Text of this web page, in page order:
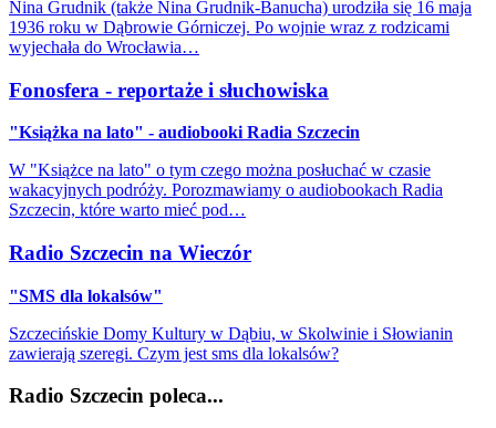
Nina Grudnik (także Nina Grudnik-Banucha) urodziła się 16 maja
1936 roku w Dąbrowie Górniczej. Po wojnie wraz z rodzicami
wyjechała do Wrocławia…
Fonosfera - reportaże i słuchowiska
"Książka na lato" - audiobooki Radia Szczecin
W "Książce na lato" o tym czego można posłuchać w czasie
wakacyjnych podróży. Porozmawiamy o audiobookach Radia
Szczecin, które warto mieć pod…
Radio Szczecin na Wieczór
"SMS dla lokalsów"
Szczecińskie Domy Kultury w Dąbiu, w Skolwinie i Słowianin
zawierają szeregi. Czym jest sms dla lokalsów?
Radio Szczecin poleca...